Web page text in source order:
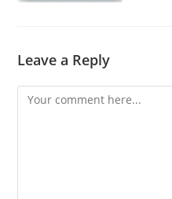
Leave a Reply
Comment